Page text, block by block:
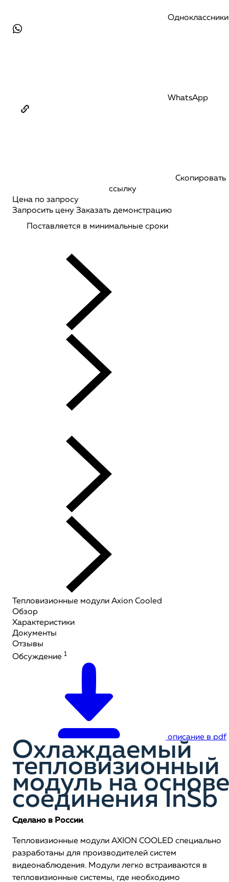
Одноклассники
WhatsApp
Скопировать
ссылку
Цена по запросу
Запросить цену Заказать демонстрацию
Поставляется в минимальные сроки
Тепловизионные модули Axion Сooled
Обзор
Характеристики
Документы
Отзывы
Обсуждение 1
описание в pdf
Охлаждаемый
тепловизионный
модуль на основе
соединения InSb
Сделано в России.
Тепловизионные модули AXION COOLED специально
разработаны для производителей систем
видеонаблюдения. Модули легко встраиваются в
тепловизионные системы, где необходимо